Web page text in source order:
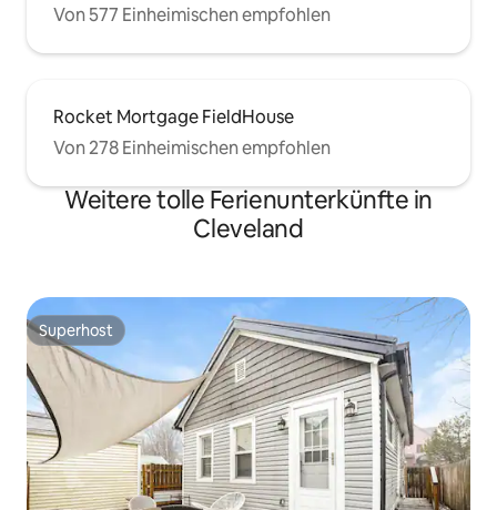
Von 577 Einheimischen empfohlen
Rocket Mortgage FieldHouse
Von 278 Einheimischen empfohlen
Weitere tolle Ferienunterkünfte in
Cleveland
Superhost
Superhost